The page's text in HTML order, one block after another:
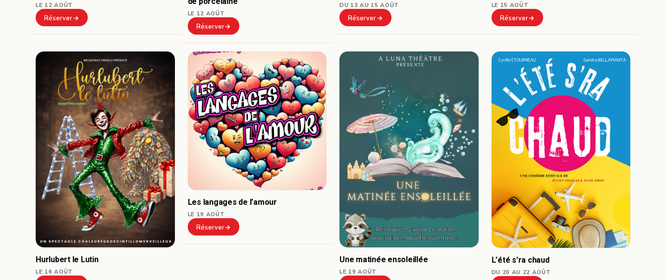
LE 12 AOÛT
Réserver
LE 12 AOÛT
Réserver
DU 13 AU 15 AOÛT
Réserver
LE 15 AOÛT
Réserver
Hurlubert le Lutin
LE 16 AOÛT
Les langages de l’amour
LE 19 AOÛT
Réserver
Une matinée ensoleillée
LE 19 AOÛT
L’été s’ra chaud
DU 20 AU 22 AOÛT